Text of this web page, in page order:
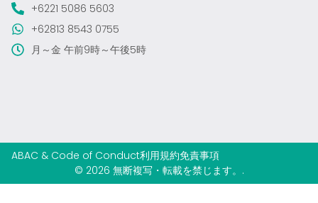
+6221 5086 5603
+62813 8543 0755
月～金 午前9時～午後5時
© 2026 無断複写・転載を禁じます。.
ABAC & Code of Conduct利用規約免責事項